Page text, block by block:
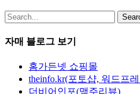
자매 블로그 보기
홈가든넷 쇼핑몰
theinfo.kr(포토샵, 워드프
더비어인포(맥주리뷰)